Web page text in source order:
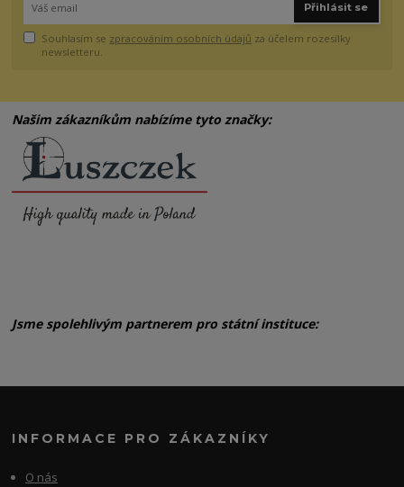
Přihlásit se
Souhlasím se zpracováním osobních údajů za účelem rozesílky
newsletteru.
Našim zákazníkům nabízíme tyto značky:
Jsme spolehlivým partnerem pro státní instituce:
INFORMACE PRO ZÁKAZNÍKY
O nás